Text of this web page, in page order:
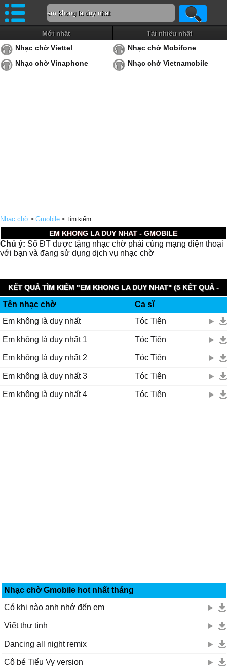
Mới nhất Tải nhiều nhất
Nhạc chờ Viettel
Nhạc chờ Mobifone
Nhạc chờ Vinaphone
Nhạc chờ Vietnamobile
Nhạc chờ > Gmobile > Tìm kiếm
EM KHONG LA DUY NHAT - GMOBILE
Chú ý: Số ĐT được tặng nhạc chờ phải cùng mạng điện thoại
với bạn và đang sử dụng dịch vụ nhạc chờ
KẾT QUẢ TÌM KIẾM "EM KHONG LA DUY NHAT" (5 KẾT QUẢ -
Tên nhạc chờ
Ca sĩ
Em không là duy nhất
Tóc Tiên
Em không là duy nhất 1 Tóc Tiên
Em không là duy nhất 2 Tóc Tiên
Em không là duy nhất 3 Tóc Tiên
Em không là duy nhất 4 Tóc Tiên
Nhạc chờ Gmobile hot nhất tháng
Có khi nào anh nhớ đến em
Viết thư tình
Dancing all night remix
Cô bé Tiểu Vy version